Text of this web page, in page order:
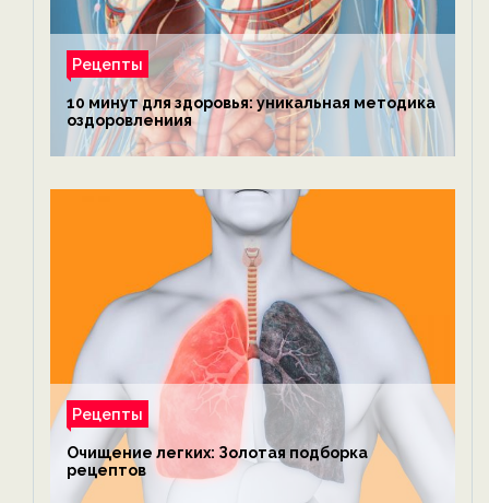
Рецепты
10 минут для здоровья: уникальная методика
оздоровлениия
Рецепты
Очищение легких: Золотая подборка
рецептов